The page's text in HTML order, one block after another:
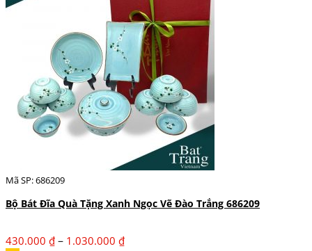
Mã SP: 686209
Bộ Bát Đĩa Quà Tặng Xanh Ngọc Vẽ Đào Trắng 686209
430.000 ₫ – 1.030.000 ₫Khoảng